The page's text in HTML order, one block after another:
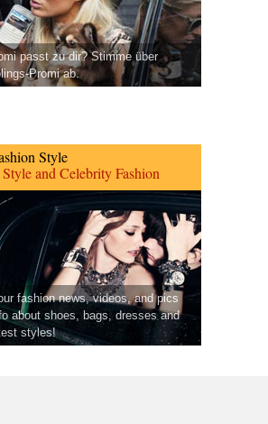
passt zu dir? Stimme über
Promi ab.
Style
and Celebrity Fashion
fashion news, videos, and pics
about shoes, bags, dresses and
styles!